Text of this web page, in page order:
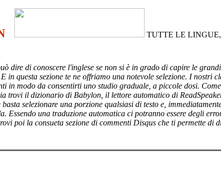
TUTTE LE
dire di conoscere l'inglese se non si è in grado di capire le
in questa sezione te ne offriamo una notevole selezione. I nostri
in modo da consentirti uno studio graduale, a piccole dosi.
trovi il dizionario di Babylon, il lettore automatico di
selezionare una porzione qualsiasi di testo e,
Essendo una traduzione automatica ci potranno essere degli
poi la consueta sezione di commenti Disqus che ti permette di